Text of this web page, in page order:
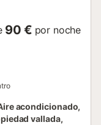
90 € por noche
acondicionado,
vallada,